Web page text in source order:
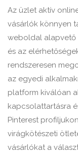
Az üzlet aktív
vásárlók könnyen
weboldal alapvető
és az
rendszeresen
az egyedi
platform kiválóan
kapcsolattartásra
Pinterest
virágkötészeti
vásárlókat a